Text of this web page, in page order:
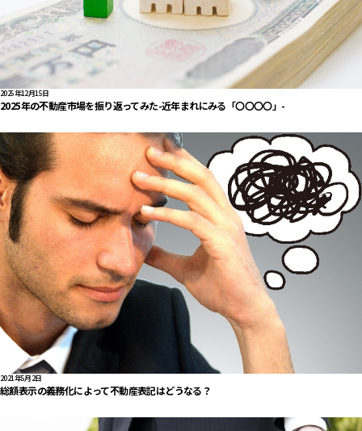
2025年12月15日
2025年の不動産市場を振り返ってみた-近年まれにみる「〇〇〇〇」-
2021年5月2日
総額表示の義務化によって不動産表記はどうなる？